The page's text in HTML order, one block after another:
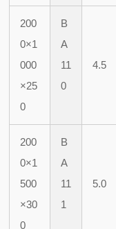
200
0×1
000
×25
0
B
A
11
0
4.5
200
0×1
500
×30
0
B
A
11
1
5.0